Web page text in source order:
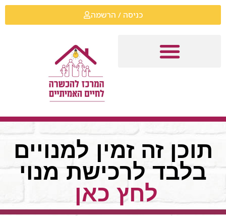
כניסה / הרשמה
תוכן זה זמין למנויים
בלבד לרכישת מנוי
לחץ כאן